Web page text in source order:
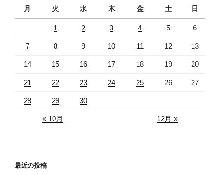
月
火 水 木 金 土 日
1 2 3 4 5 6
7 8 9 10 11 12 13
14 15 16 17 18 19 20
21 22 23 24 25 26 27
28 29 30
« 10月 12月 »
最近の投稿